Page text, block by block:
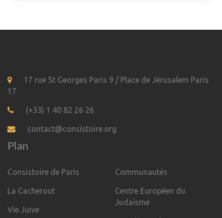
17 rue St Georges Paris 9 / Place de Jérusalem Paris
17
(+33) 1 40 82 26 26
contact@consistoire.org
Plan
Consistoire de Paris
La Cacherout
Vie Juive
Communautés
Centre Européen du
Judaïsme